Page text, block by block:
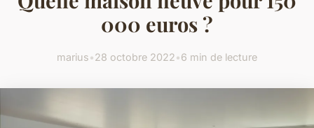
000 euros ?
marius•28 octobre 2022•6 min de lecture